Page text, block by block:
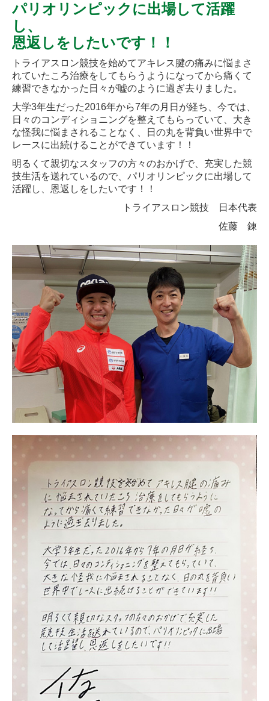
パリオリンピックに出場して活躍
し、
恩返しをしたいです！！
トライアスロン競技を始めてアキレス腱の痛みに悩まさ
れていたころ治療をしてもらうようになってから痛くて
練習できなかった日々が嘘のように過ぎ去りました。
大学3年生だった2016年から7年の月日が経ち、今では、
日々のコンディショニングを整えてもらっていて、大き
な怪我に悩まされることなく、日の丸を背負い世界中で
レースに出続けることができています！！
明るくて親切なスタッフの方々のおかげで、充実した競
技生活を送れているので、パリオリンピックに出場して
活躍し、恩返しをしたいです！！
トライアスロン競技 日本代表
佐藤 錬